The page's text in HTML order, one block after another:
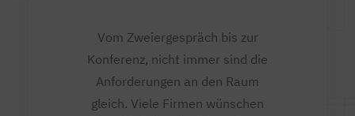
Vom Zweiergespräch bis zur
Konferenz, nicht immer sind die
Anforderungen an den Raum
gleich. Viele Firmen wünschen